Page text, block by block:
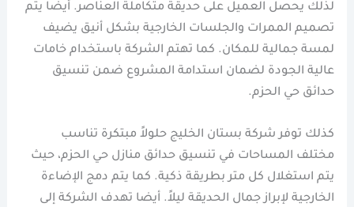
لذلك يحصل العميل على حديقة متكاملة العناصر. أيضا يتم
تصميم الممرات والجلسات الخارجية بشكل أنيق يضيف
لمسة جمالية للمكان. كما تهتم الشركة باستخدام خامات
عالية الجودة لضمان استدامة المشروع ضمن تنسيق
حدائق حي الحزم.
كذلك توفر شركة بستان الخليج حلولاً مبتكرة تناسب
مختلف المساحات في تنسيق حدائق منازل حي الحزم، حيث
يتم استغلال كل متر بطريقة ذكية. كما يتم دمج الإضاءة
الخارجية لإبراز جمال الحديقة ليلاً. أيضا تهدف الشركة إلى